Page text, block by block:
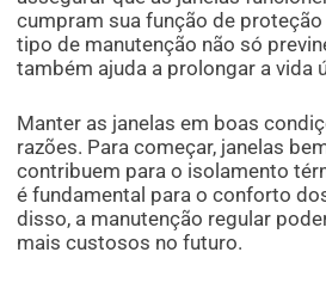
cumpram sua função de
tipo de manutenção não só
também ajuda a prolongar a vida
Manter as janelas em boas
razões. Para começar, janelas
contribuem para o isolamento
é fundamental para o conforto
disso, a manutenção regular
mais custosos no futuro.